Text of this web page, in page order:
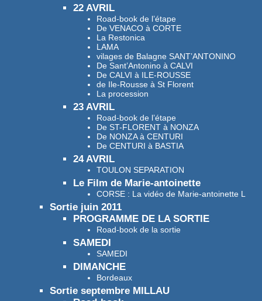
22 AVRIL
Road-book de l’étape
De VENACO à CORTE
La Restonica
LAMA
vilages de Balagne SANT’ANTONINO
De Sant’Antonino à CALVI
De CALVI à ILE-ROUSSE
de Ile-Rousse à St Florent
La procession
23 AVRIL
Road-book de l’étape
De ST-FLORENT à NONZA
De NONZA à CENTURI
De CENTURI à BASTIA
24 AVRIL
TOULON SEPARATION
Le Film de Marie-antoinette
CORSE : La vidéo de Marie-antoinette L
Sortie juin 2011
PROGRAMME DE LA SORTIE
Road-book de la sortie
SAMEDI
SAMEDI
DIMANCHE
Bordeaux
Sortie septembre MILLAU